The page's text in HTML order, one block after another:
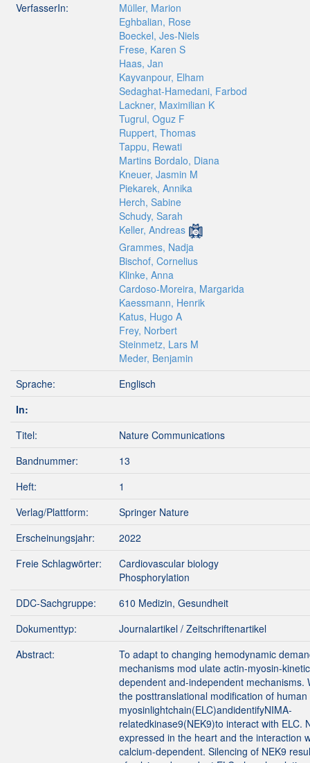
VerfasserIn:
Müller, Marion
Eghbalian, Rose
Boeckel, Jes-Niels
Frese, Karen S
Haas, Jan
Kayvanpour, Elham
Sedaghat-Hamedani, Farbod
Lackner, Maximilian K
Tugrul, Oguz F
Ruppert, Thomas
Tappu, Rewati
Martins Bordalo, Diana
Kneuer, Jasmin M
Piekarek, Annika
Herch, Sabine
Schudy, Sarah
Keller, Andreas
Grammes, Nadja
Bischof, Cornelius
Klinke, Anna
Cardoso-Moreira, Margarida
Kaessmann, Henrik
Katus, Hugo A
Frey, Norbert
Steinmetz, Lars M
Meder, Benjamin
Sprache:
Englisch
In:
Titel:
Nature Communications
Bandnummer:
13
Heft:
1
Verlag/Plattform:
Springer Nature
Erscheinungsjahr:
2022
Freie Schlagwörter:
Cardiovascular biology
Phosphorylation
DDC-Sachgruppe:
610 Medizin, Gesundheit
Dokumenttyp:
Journalartikel / Zeitschriftenartikel
Abstract:
To adapt to changing hemodynamic
mechanisms mod ulate actin-myosin-
dependent and-independent mechanisms.
the posttranslational modification of
myosinlightchain(ELC)andidentifyNIMA-
relatedkinase9(NEK9)to interact with ELC.
expressed in the heart and the interaction
calcium-dependent. Silencing of NEK9